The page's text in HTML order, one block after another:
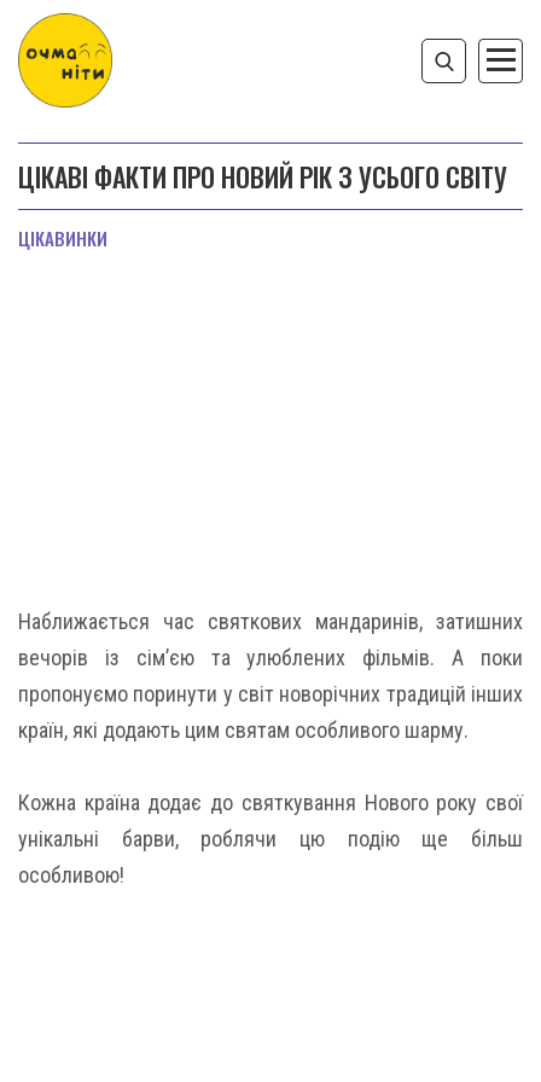
ЦІКАВІ ФАКТИ ПРО НОВИЙ РІК З УСЬОГО СВІТУ
ЦІКАВИНКИ
Наближається час святкових мандаринів, затишних
вечорів із сім’єю та улюблених фільмів. А поки
пропонуємо поринути у світ новорічних традицій інших
країн, які додають цим святам особливого шарму.
Кожна країна додає до святкування Нового року свої
унікальні барви, роблячи цю подію ще більш
особливою!